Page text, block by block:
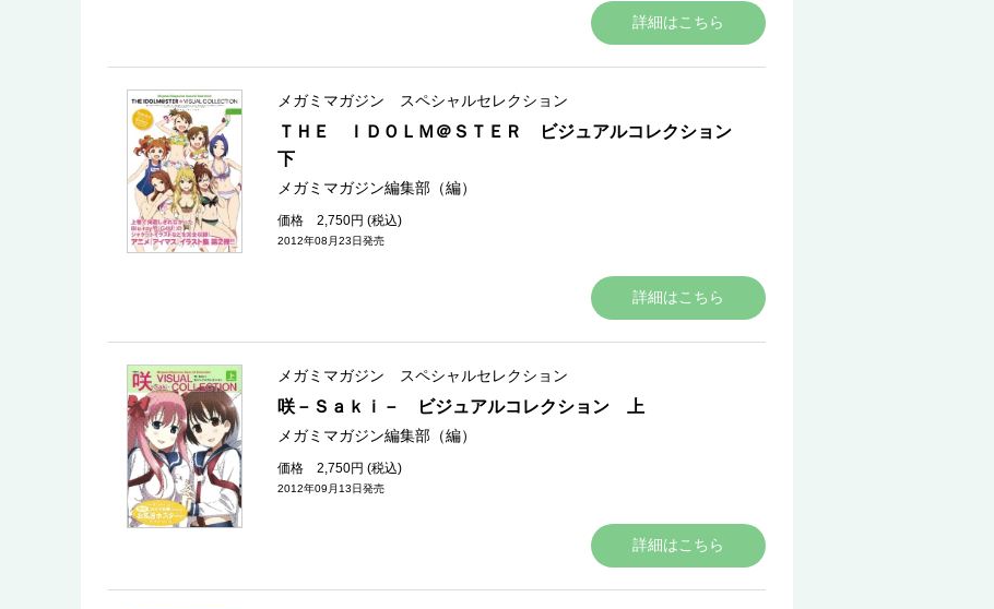
詳細はこちら
メガミマガジン スペシャルセレクション
ＴＨＥ ＩＤＯＬＭ＠ＳＴＥＲ ビジュアルコレクション
下
メガミマガジン編集部（編）
価格 2,750円 (税込)
2012年08月23日発売
詳細はこちら
メガミマガジン スペシャルセレクション
咲－Ｓａｋｉ－ ビジュアルコレクション 上
メガミマガジン編集部（編）
価格 2,750円 (税込)
2012年09月13日発売
詳細はこちら